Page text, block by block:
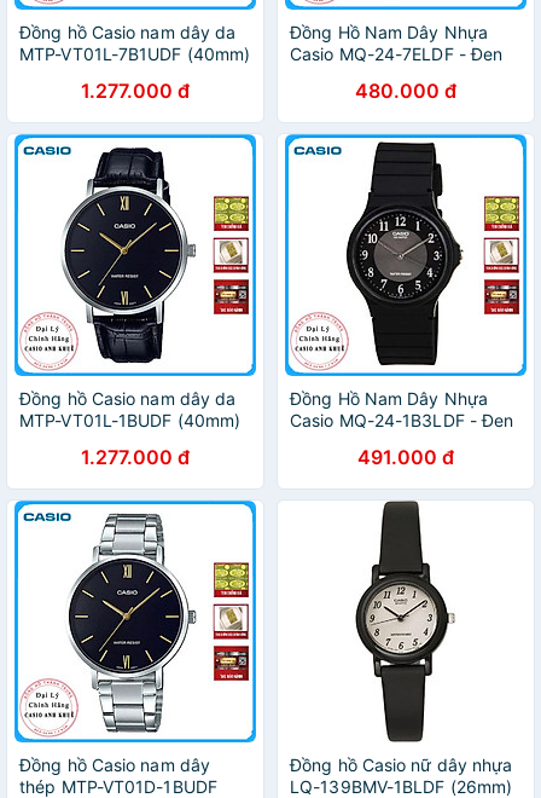
Đồng hồ Casio nam dây da
MTP-VT01L-7B1UDF (40mm)
1.277.000 đ
Đồng Hồ Nam Dây Nhựa
Casio MQ-24-7ELDF - Đen
480.000 đ
Đồng hồ Casio nam dây da
MTP-VT01L-1BUDF (40mm)
1.277.000 đ
Đồng Hồ Nam Dây Nhựa
Casio MQ-24-1B3LDF - Đen
491.000 đ
Đồng hồ Casio nam dây
thép MTP-VT01D-1BUDF
Đồng hồ Casio nữ dây nhựa
LQ-139BMV-1BLDF (26mm)